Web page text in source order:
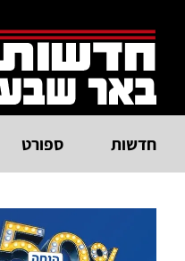
חדשות ספורט